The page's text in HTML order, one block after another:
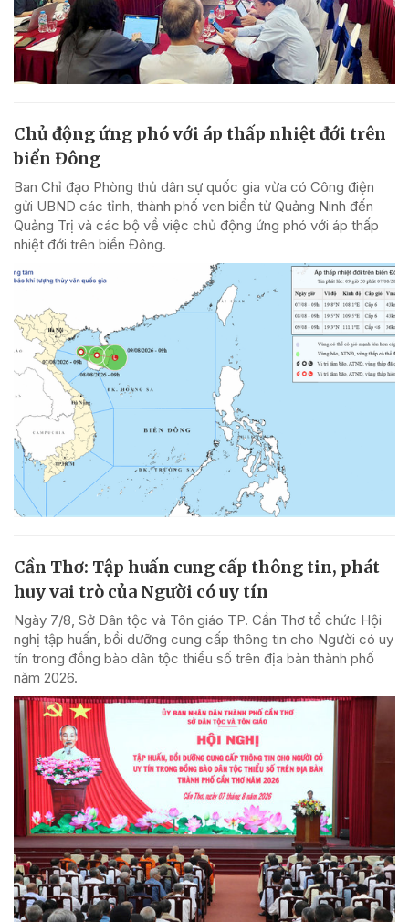
Chủ động ứng phó với áp thấp nhiệt đới trên
biển Đông
Ban Chỉ đạo Phòng thủ dân sự quốc gia vừa có Công điện
gửi UBND các tỉnh, thành phố ven biển từ Quảng Ninh đến
Quảng Trị và các bộ về việc chủ động ứng phó với áp thấp
nhiệt đới trên biển Đông.
Cần Thơ: Tập huấn cung cấp thông tin, phát
huy vai trò của Người có uy tín
Ngày 7/8, Sở Dân tộc và Tôn giáo TP. Cần Thơ tổ chức Hội
nghị tập huấn, bồi dưỡng cung cấp thông tin cho Người có uy
tín trong đồng bào dân tộc thiểu số trên địa bàn thành phố
năm 2026.